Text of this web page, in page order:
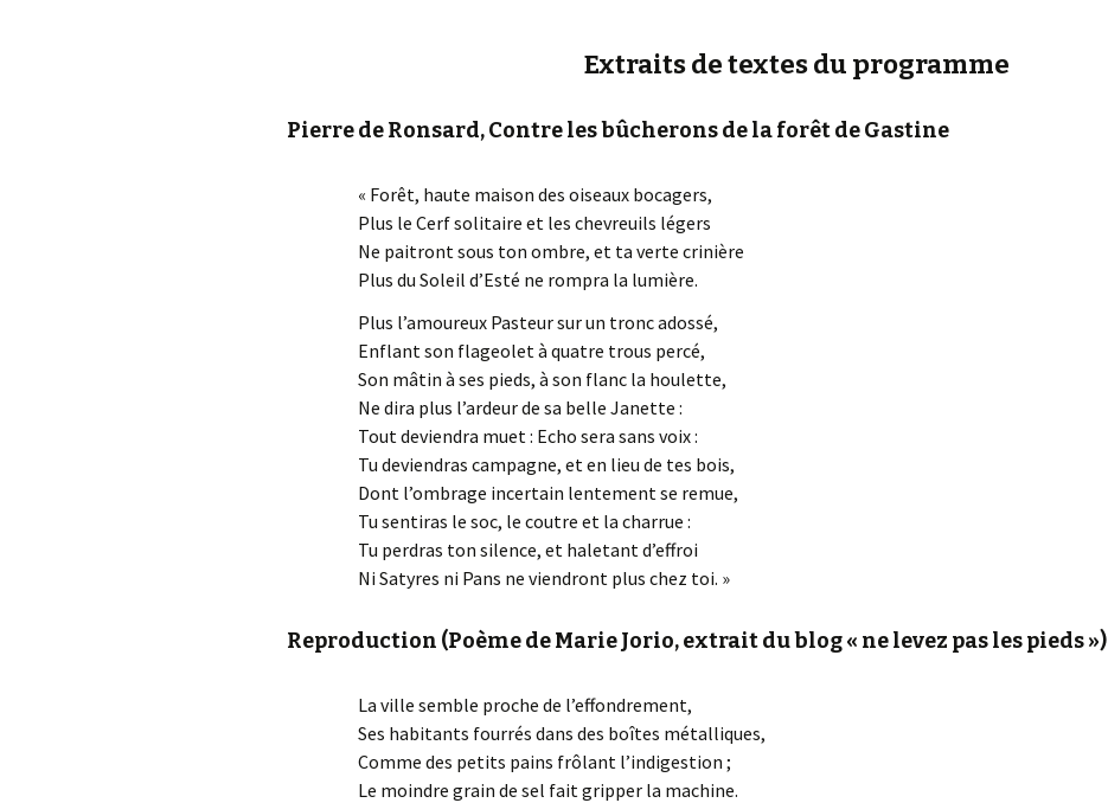
Extraits de textes du programme
Pierre de Ronsard, Contre les bûcherons de la forêt de Gastine
« Forêt, haute maison des oiseaux bocagers,
Plus le Cerf solitaire et les chevreuils légers
Ne paitront sous ton ombre, et ta verte crinière
Plus du Soleil d’Esté ne rompra la lumière.
Plus l’amoureux Pasteur sur un tronc adossé,
Enflant son flageolet à quatre trous percé,
Son mâtin à ses pieds, à son flanc la houlette,
Ne dira plus l’ardeur de sa belle Janette :
Tout deviendra muet : Echo sera sans voix :
Tu deviendras campagne, et en lieu de tes bois,
Dont l’ombrage incertain lentement se remue,
Tu sentiras le soc, le coutre et la charrue :
Tu perdras ton silence, et haletant d’effroi
Ni Satyres ni Pans ne viendront plus chez toi. »
Reproduction (Poème de Marie Jorio, extrait du blog « ne levez pas les pieds »)
La ville semble proche de l’effondrement,
Ses habitants fourrés dans des boîtes métalliques,
Comme des petits pains frôlant l’indigestion ;
Le moindre grain de sel fait gripper la machine.